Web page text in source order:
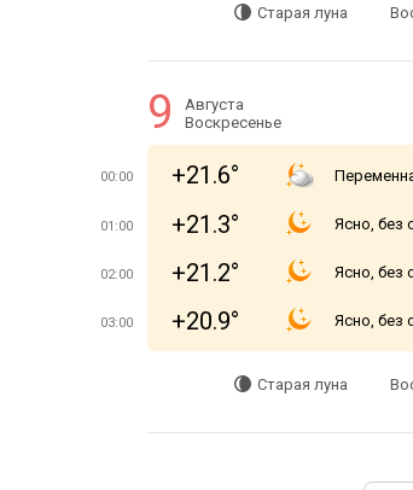
Старая луна
9
Августа
Воскресенье
00:00 +21.6°
01:00 +21.3° Ясно, без
02:00 +21.2° Ясно, без
03:00 +20.9° Ясно, без
Старая луна